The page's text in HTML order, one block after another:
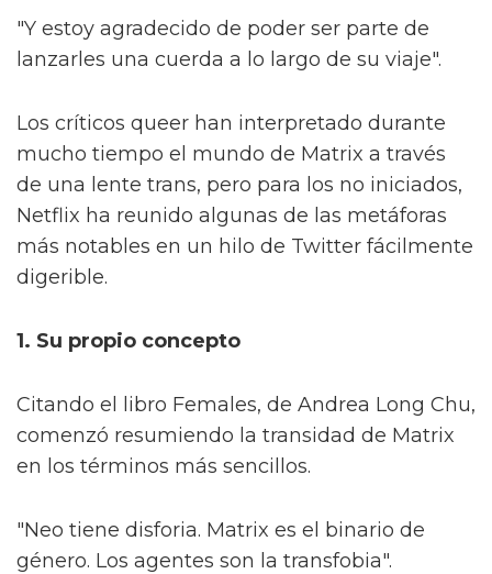
"Y estoy agradecido de poder ser parte de
lanzarles una cuerda a lo largo de su viaje".
Los críticos queer han interpretado durante
mucho tiempo el mundo de Matrix a través
de una lente trans, pero para los no iniciados,
Netflix ha reunido algunas de las metáforas
más notables en un hilo de Twitter fácilmente
digerible.
1. Su propio concepto
Citando el libro Females, de Andrea Long Chu,
comenzó resumiendo la transidad de Matrix
en los términos más sencillos.
"Neo tiene disforia. Matrix es el binario de
género. Los agentes son la transfobia".